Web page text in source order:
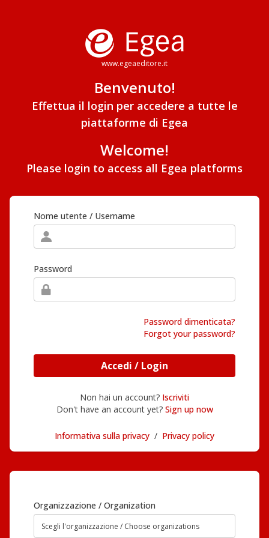
www.egeaeditore.it
Benvenuto!
Effettua il login per accedere a tutte le
piattaforme di Egea
Welcome!
Please login to access all Egea platforms
Nome utente / Username
Password
Password dimenticata?
Forgot your password?
Accedi / Login
Non hai un account? Iscriviti
Don't have an account yet? Sign up now
Informativa sulla privacy / Privacy policy
Organizzazione / Organization